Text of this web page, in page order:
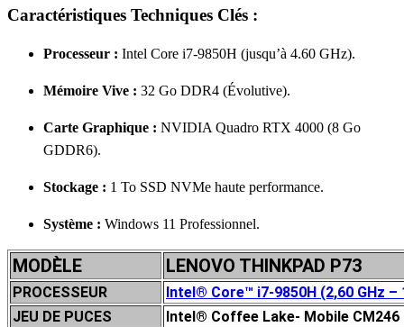
Caractéristiques Techniques Clés :
Processeur : Intel Core i7-9850H (jusqu’à 4.60 GHz).
Mémoire Vive : 32 Go DDR4 (Évolutive).
Carte Graphique : NVIDIA Quadro RTX 4000 (8 Go
GDDR6).
Stockage : 1 To SSD NVMe haute performance.
Système : Windows 11 Professionnel.
MODÈLE LENOVO THINKPAD P73
PROCESSEUR Intel® Core™ i7-9850H (2,60 GHz –
JEU DE PUCES
Intel® Coffee Lake- Mobile CM246